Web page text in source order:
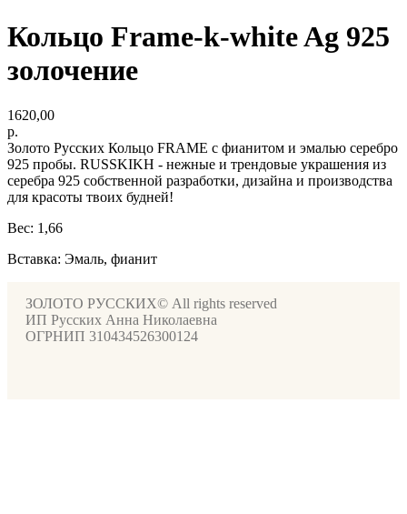
Кольцо Frame-k-white Ag 925
золочение
1620,00
р.
Золото Русских Кольцо FRAME с фианитом и эмалью серебро
925 пробы. RUSSKIKH - нежные и трендовые украшения из
серебра 925 собственной разработки, дизайна и производства
для красоты твоих будней!
Вес: 1,66
Вставка: Эмаль, фианит
ЗОЛОТО РУССКИХ© All rights reserved
ИП Русских Анна Николаевна
ОГРНИП 310434526300124